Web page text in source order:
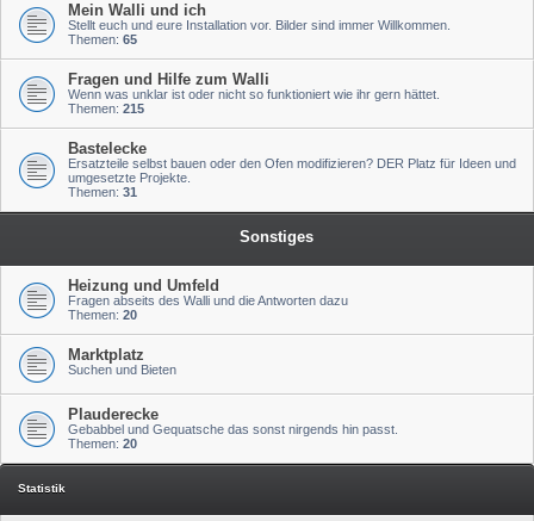
Mein Walli und ich
Stellt euch und eure Installation vor. Bilder sind immer Willkommen.
Themen: 65
Fragen und Hilfe zum Walli
Wenn was unklar ist oder nicht so funktioniert wie ihr gern hättet.
Themen: 215
Bastelecke
Ersatzteile selbst bauen oder den Ofen modifizieren? DER Platz für Ideen und
umgesetzte Projekte.
Themen: 31
Sonstiges
Heizung und Umfeld
Fragen abseits des Walli und die Antworten dazu
Themen: 20
Marktplatz
Suchen und Bieten
Plauderecke
Gebabbel und Gequatsche das sonst nirgends hin passt.
Themen: 20
Statistik